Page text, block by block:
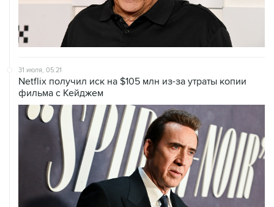
31 июля, 05:21
Netflix получил иск на $105 млн из-за утраты копии
фильма с Кейджем